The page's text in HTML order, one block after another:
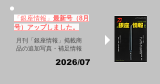
「銀座情報」 最新号（8月
号）アップしました。
月刊「銀座情報」掲載商
品の追加写真・補足情報
2026/07